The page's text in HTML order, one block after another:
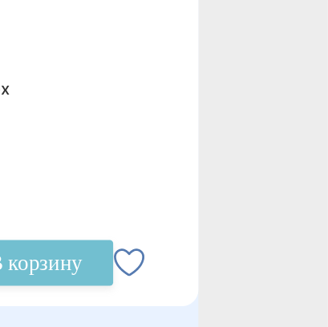
корзину